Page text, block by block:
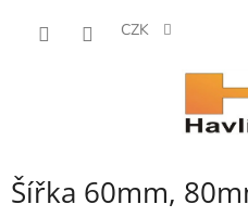
CZK
Šířka 60mm,